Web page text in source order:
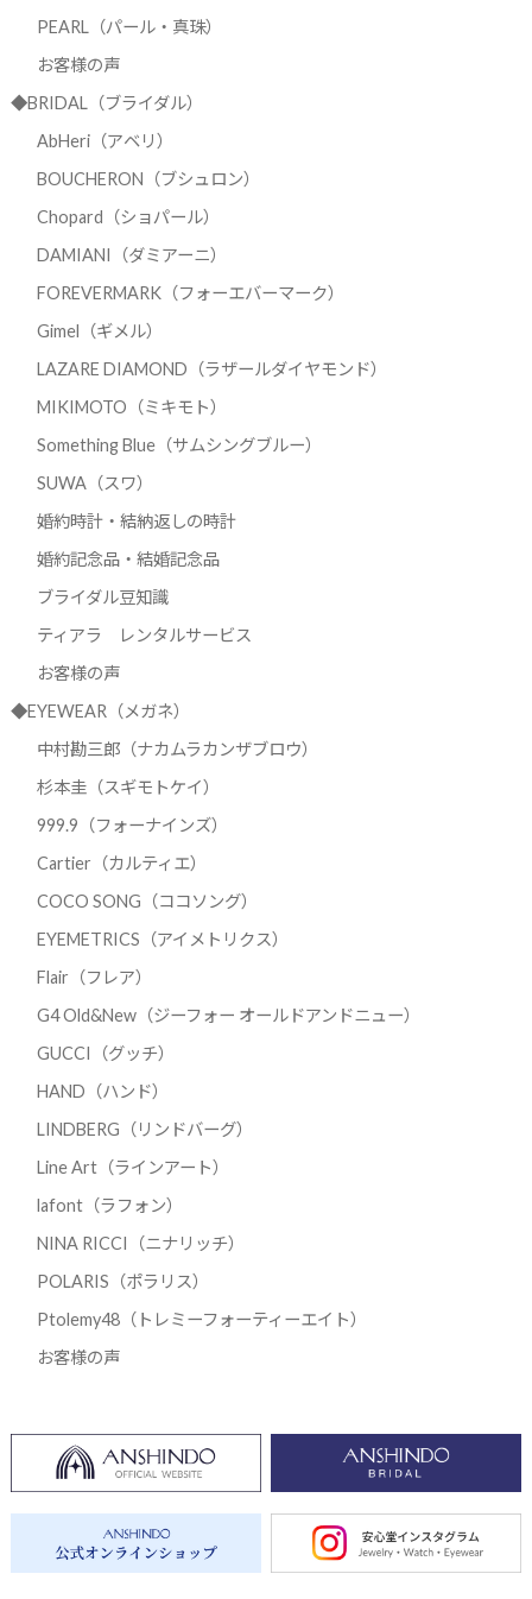
PEARL（パール・真珠）
お客様の声
◆BRIDAL（ブライダル）
AbHeri（アベリ）
BOUCHERON（ブシュロン）
Chopard（ショパール）
DAMIANI（ダミアーニ）
FOREVERMARK（フォーエバーマーク）
Gimel（ギメル）
LAZARE DIAMOND（ラザールダイヤモンド）
MIKIMOTO（ミキモト）
Something Blue（サムシングブルー）
SUWA（スワ）
婚約時計・結納返しの時計
婚約記念品・結婚記念品
ブライダル豆知識
ティアラ レンタルサービス
お客様の声
◆EYEWEAR（メガネ）
中村勘三郎（ナカムラカンザブロウ）
杉本圭（スギモトケイ）
999.9（フォーナインズ）
Cartier（カルティエ）
COCO SONG（ココソング）
EYEMETRICS（アイメトリクス）
Flair（フレア）
G4 Old&New（ジーフォー オールドアンドニュー）
GUCCI（グッチ）
HAND（ハンド）
LINDBERG（リンドバーグ）
Line Art（ラインアート）
lafont（ラフォン）
NINA RICCI（ニナリッチ）
POLARIS（ポラリス）
Ptolemy48（トレミーフォーティーエイト）
お客様の声